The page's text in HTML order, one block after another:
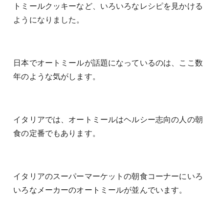
トミールクッキーなど、いろいろなレシピを見かける
ようになりました。
日本でオートミールが話題になっているのは、ここ数
年のような気がします。
イタリアでは、オートミールはヘルシー志向の人の朝
食の定番でもあります。
イタリアのスーパーマーケットの朝食コーナーにいろ
いろなメーカーのオートミールが並んでいます。